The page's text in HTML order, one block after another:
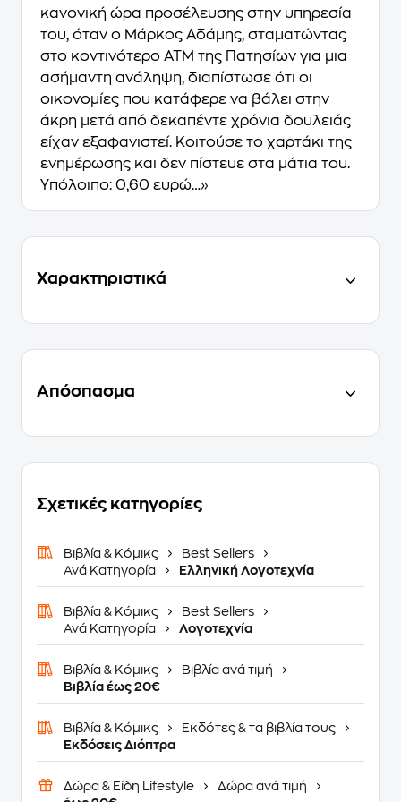
κανονική ώρα προσέλευσης στην υπηρεσία
του, όταν ο Μάρκος Αδάμης, σταματώντας
στο κοντινότερο ΑΤΜ της Πατησίων για μια
ασήμαντη ανάληψη, διαπίστωσε ότι οι
οικονομίες που κατάφερε να βάλει στην
άκρη μετά από δεκαπέντε χρόνια δουλειάς
είχαν εξαφανιστεί. Κοιτούσε το χαρτάκι της
ενημέρωσης και δεν πίστευε στα μάτια του.
Υπόλοιπο: 0,60 ευρώ…»
Χαρακτηριστικά
Απόσπασμα
Σχετικές κατηγορίες
Βιβλία & Κόμικς
Best Sellers
Ανά Κατηγορία
Ελληνική Λογοτεχνία
Βιβλία & Κόμικς
Best Sellers
Ανά Κατηγορία
Λογοτεχνία
Βιβλία & Κόμικς
Βιβλία ανά τιμή
Βιβλία έως 20€
Βιβλία & Κόμικς
Εκδότες & τα βιβλία τους
Εκδόσεις Διόπτρα
Δώρα & Είδη Lifestyle
Δώρα ανά τιμή